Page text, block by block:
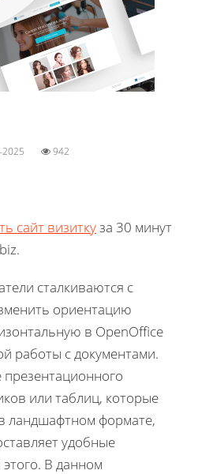
2025 942
сайт визиткуза 30 минут
сталкиваются с
ориентацию
в OpenOffice
работы с документами.
презентационного
или таблиц, которые
ландшафтном формате,
удобные
В данном